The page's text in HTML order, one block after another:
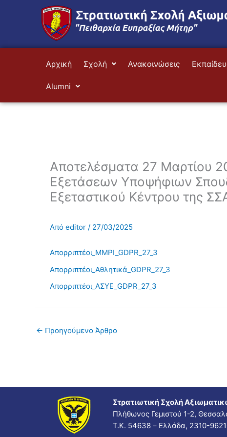
περιεχόμενο
Αρχική Σχολή Ανακοινώσεις
Alumni
Αποτελέσματα 27 Μαρτίου
Εξετάσεων Υποψήφιων
Εξεταστικού Κέντρου της
Από editor / 27/03/2025
Απορριπτέοι_MMPI_GDPR_27_3
Απορριπτέοι_Αθλητικά_GDPR_27_3
Απορριπτέοι_ΑΣΥΕ_GDPR_27_3
← Προηγούμενο Άρθρο
Στρατιωτική Σχολή
Πλήθωνος Γεμιστού 1-2,
Τ.Κ. 54638 – Ελλάδα, 2310-